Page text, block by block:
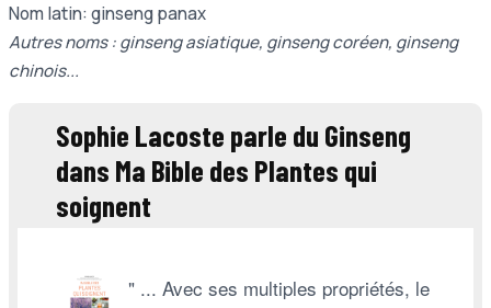
Nom latin: ginseng panax
Autres noms : ginseng asiatique, ginseng coréen, ginseng
chinois...
Sophie Lacoste parle du Ginseng
dans Ma Bible des Plantes qui
soignent
" ... Avec ses multiples propriétés, le